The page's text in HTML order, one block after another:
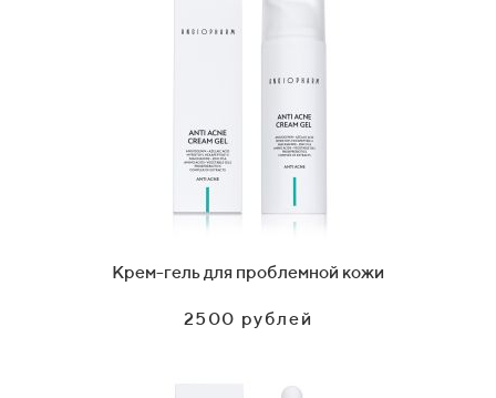
Крем-гель для проблемной кожи
2500 рублей